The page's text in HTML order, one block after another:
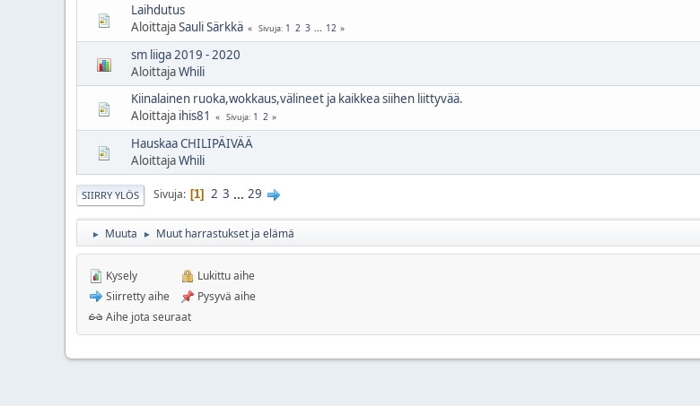
Laihdutus
AloittajaSauli Särkkä Sivuja 1 2 3 ... 12
sm liiga 2019 - 2020
AloittajaWhili
Kiinalainen ruoka,wokkaus,välineet ja kaikkea siihen liittyvää.
Aloittaja ihis81 Sivuja 1 2
Hauskaa CHILIPÄIVÄÄ
AloittajaWhili
SIIRRY YLÖS Sivuja 1 2 3 ... 29
► Muuta ► Muut harrastukset ja elämä
Kysely
Siirretty aihe
Lukittu aihe
Pysyvä aihe
Aihe jota seuraat